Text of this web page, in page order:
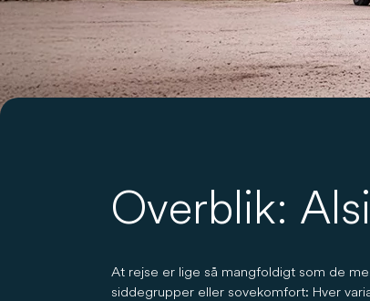
Overblik:
At rejse er lige så mangfoldigt som de
siddegrupper eller sovekomfort: Hver